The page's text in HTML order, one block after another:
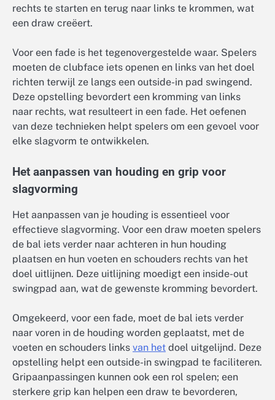
rechts te starten en terug naar links te krommen, wat
een draw creëert.
Voor een fade is het tegenovergestelde waar. Spelers
moeten de clubface iets openen en links van het doel
richten terwijl ze langs een outside-in pad swingend.
Deze opstelling bevordert een kromming van links
naar rechts, wat resulteert in een fade. Het oefenen
van deze technieken helpt spelers om een gevoel voor
elke slagvorm te ontwikkelen.
Het aanpassen van houding en grip voor
slagvorming
Het aanpassen van je houding is essentieel voor
effectieve slagvorming. Voor een draw moeten spelers
de bal iets verder naar achteren in hun houding
plaatsen en hun voeten en schouders rechts van het
doel uitlijnen. Deze uitlijning moedigt een inside-out
swingpad aan, wat de gewenste kromming bevordert.
Omgekeerd, voor een fade, moet de bal iets verder
naar voren in de houding worden geplaatst, met de
voeten en schouders links van het doel uitgelijnd. Deze
opstelling helpt een outside-in swingpad te faciliteren.
Gripaanpassingen kunnen ook een rol spelen; een
sterkere grip kan helpen een draw te bevorderen,